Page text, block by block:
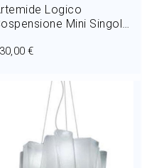
Logico
Mini Singola
€